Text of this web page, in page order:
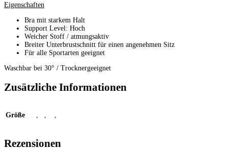
Eigenschaften
Bra mit starkem Halt
Support Level: Hoch
Weicher Stoff / atmungsaktiv
Breiter Unterbrustschnitt für einen angenehmen Sitz
Für alle Sportarten geeignet
Waschbar bei 30° / Trocknergeeignet
Zusätzliche Informationen
Größe , , ,
Rezensionen